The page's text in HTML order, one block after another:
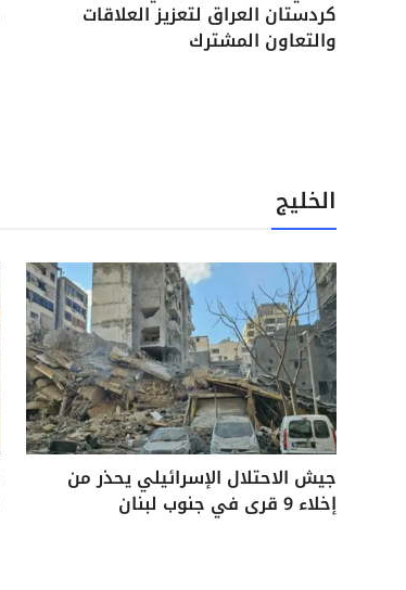
كردستان العراق لتعزيز العلاقات
والتعاون المشترك
الخليج
جيش الاحتلال الإسرائيلي يحذر من
إخلاء 9 قرى في جنوب لبنان